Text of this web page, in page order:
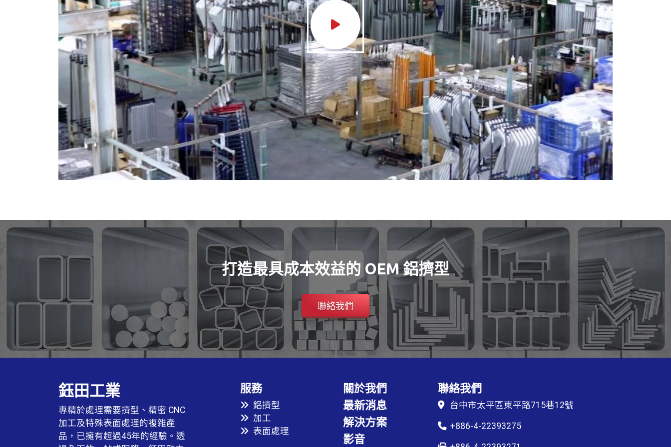
打造最具成本效益的 OEM 鋁擠型
聯絡我們
鈺田工業
專精於處理需要擠型、精密 CNC
加工及特殊表面處理的複雜產
品，已擁有超過45年的經驗。透
服務
鋁擠型
加工
表面處理
關於我們
最新消息
解決方案
影音
聯絡我們
台中市太平區東平路715巷12號
+886-4-22393275